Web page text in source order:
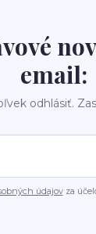
email:
odhlásiť.
údajovza